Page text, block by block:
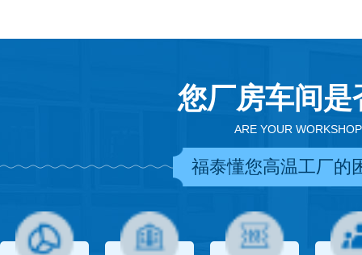
您厂房车间
ARE YOUR
福泰懂您高温工厂的